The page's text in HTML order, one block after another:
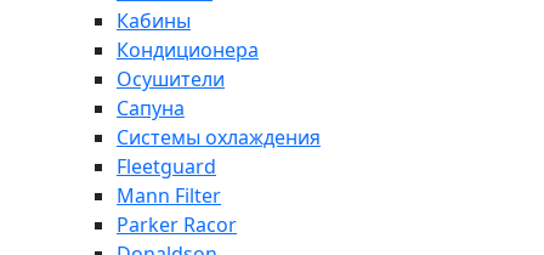
Кабины
Кондиционера
Осушители
Сапуна
Системы охлаждения
Fleetguard
Mann Filter
Parker Racor